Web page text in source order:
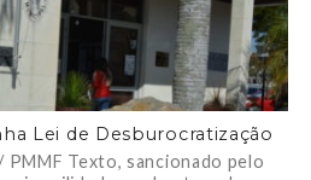
Lei de Desburocratização
PMMF Texto, sancionado pelo